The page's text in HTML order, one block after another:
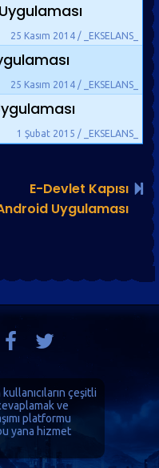
25 Kasım 2014 / _EKSELANS_
25 Kasım 2014 / _EKSELANS_
1 Şubat 2015 / _EKSELANS_
E-Devlet Kapısı
Uygulaması
kullanıcıların çeşitli
ve
platformu
yana hizmet